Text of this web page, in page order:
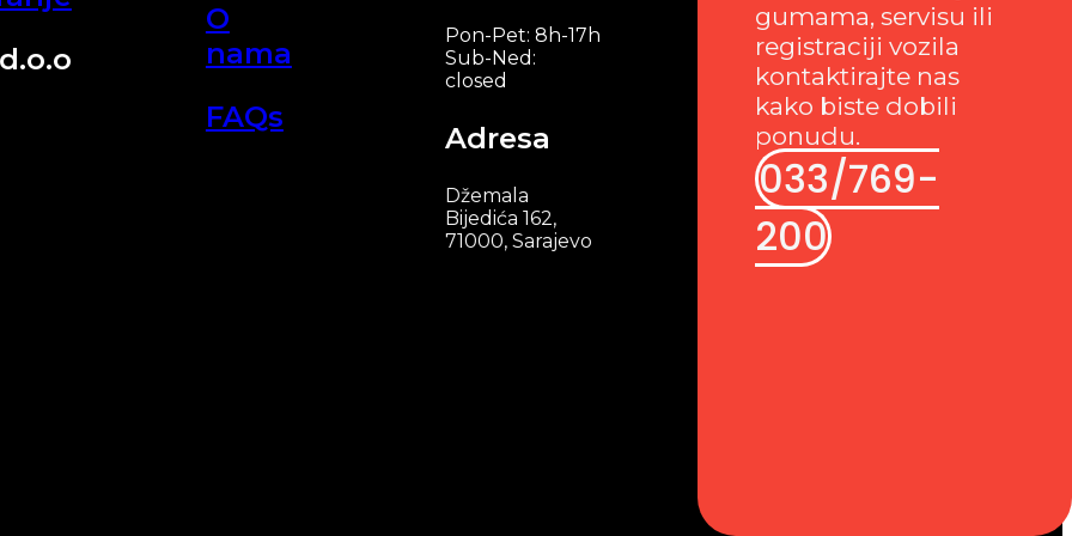
O
nama
FAQs
Pon-Pet: 8h-17h
Sub-Ned:
closed
Adresa
Džemala
Bijedića 162,
71000, Sarajevo
gumama, servisu ili
registraciji vozila
kontaktirajte nas
kako biste dobili
ponudu.
033/769-
200